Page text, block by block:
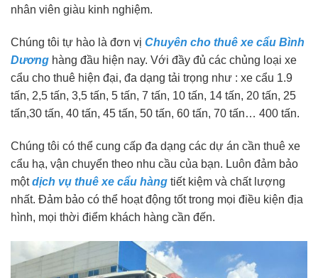
nhân viên giàu kinh nghiệm.
Chúng tôi tự hào là đơn vị Chuyên cho thuê xe cẩu Bình
Dương hàng đầu hiện nay. Với đầy đủ các chủng loại xe
cẩu cho thuê hiện đại, đa dạng tải trọng như : xe cẩu 1.9
tấn, 2,5 tấn, 3,5 tấn, 5 tấn, 7 tấn, 10 tấn, 14 tấn, 20 tấn, 25
tấn,30 tấn, 40 tấn, 45 tấn, 50 tấn, 60 tấn, 70 tấn… 400 tấn.
Chúng tôi có thể cung cấp đa dạng các dự án cần thuê xe
cẩu hạ, vận chuyển theo nhu cầu của bạn. Luôn đảm bảo
mộtdịch vụ thuê xe cẩu hàng tiết kiệm và chất lượng
nhất. Đảm bảo có thể hoạt động tốt trong mọi điều kiện địa
hình, mọi thời điểm khách hàng cần đến.